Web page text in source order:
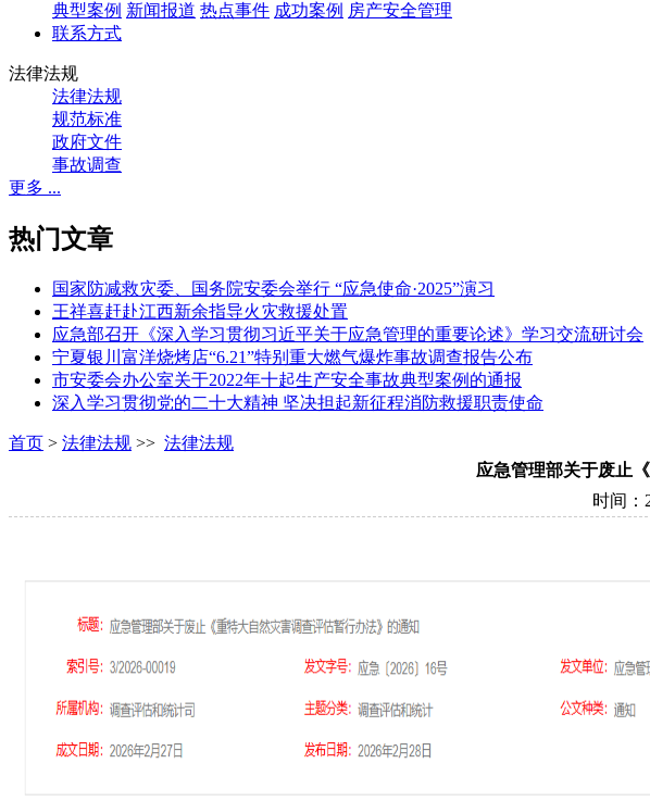
典型案例 新闻报道 热点事件 成功案例 房产安全管理
联系方式
法律法规
法律法规
规范标准
政府文件
事故调查
更多 ...
热门文章
国家防减救灾委、国务院安委会举行 “应急使命·2025”演习
王祥喜赶赴江西新余指导火灾救援处置
应急部召开《深入学习贯彻习近平关于应急管理的重要论述》学习交流研讨会
宁夏银川富洋烧烤店“6.21”特别重大燃气爆炸事故调查报告公布
市安委会办公室关于2022年十起生产安全事故典型案例的通报
深入学习贯彻党的二十大精神 坚决担起新征程消防救援职责使命
首页 > 法律法规 >> 法律法规
应急管理部关于废止
时间：